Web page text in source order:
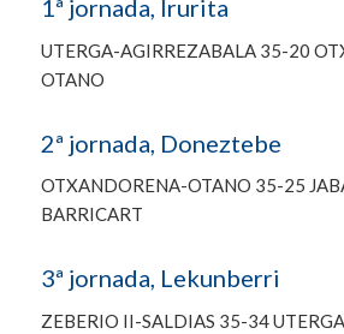
1ª jornada, Irurita
UTERGA-AGIRREZABALA 35-20
OTANO
2ª jornada, Doneztebe
OTXANDORENA-OTANO 35-25
BARRICART
3ª jornada, Lekunberri
ZEBERIO II-SALDIAS 35-34